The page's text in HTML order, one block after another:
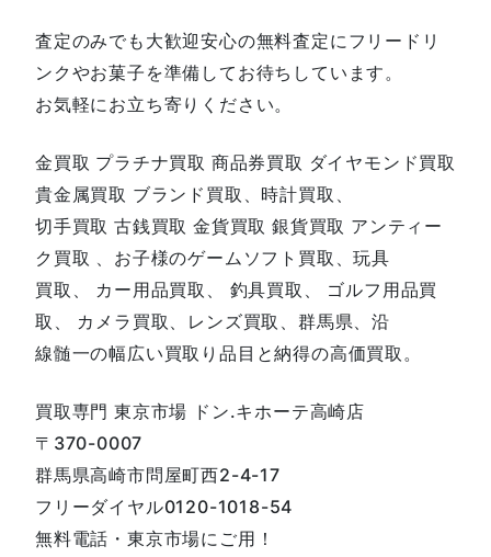
査定のみでも大歓迎安心の無料査定にフリードリ
ンクやお菓子を準備してお待ちしています。
お気軽にお立ち寄りください。
金買取 プラチナ買取 商品券買取 ダイヤモンド買取
貴金属買取 ブランド買取、時計買取、
切手買取 古銭買取 金貨買取 銀貨買取 アンティー
ク買取 、お子様のゲームソフト買取、玩具
買取、 カー用品買取、 釣具買取、 ゴルフ用品買
取、 カメラ買取、レンズ買取、群馬県、沿
線髄一の幅広い買取り品目と納得の高価買取。
買取専門 東京市場 ドン.キホーテ高崎店
〒370-0007
群馬県高崎市問屋町西2-4-17
フリーダイヤル0120-1018-54
無料電話・東京市場にご用！